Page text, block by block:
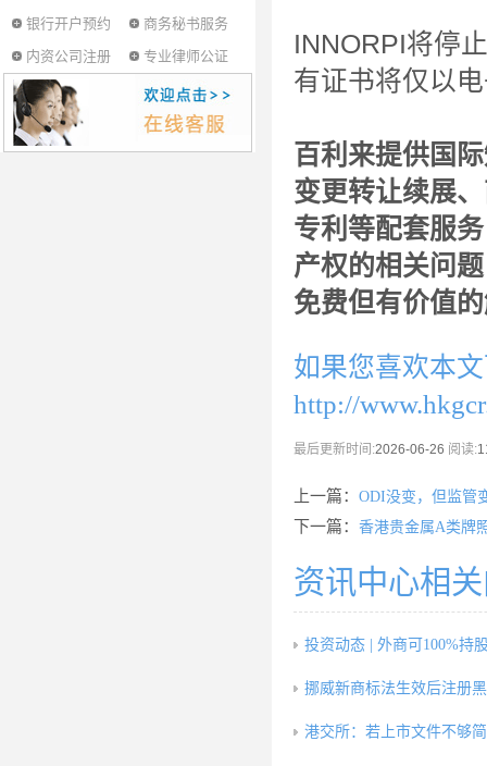
银行开户预约
商务秘书服务
内资公司注册
专业律师公证
INNORPI将停
有证书将仅以
百利来提供国
变更转让续展
专利等配套服
产权的相关问
免费但有价值
如果您喜欢本
http://
最后更新时间:2026-06-26 阅读:
上一篇： ODI没变，但监管
下一篇： 香港贵金属A类牌
资讯中心相
投资动态 | 外商可100%持
挪威新商标法生效后注册
港交所：若上市文件不够